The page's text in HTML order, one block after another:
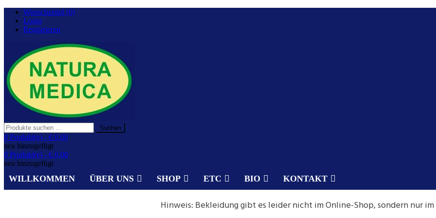
Zurück
zum
Inhalt
Wunschzettel (0)
Login
Registrieren
NATURA MEDICA
Gesundheit aus der Natur.
Suchen
nach:
Suchen
0 Produkt(e) - € 0,00
neu hinzugefügt
0 Produkt(e) - € 0,00
neu hinzugefügt
WILLKOMMEN ÜBER UNS SHOP ETC BIO KONTAKT
Hinweis: Bekleidung gibt es leider nicht im Online-Shop, sondern nur im